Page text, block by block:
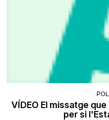
VÍDEO El missatge
per si